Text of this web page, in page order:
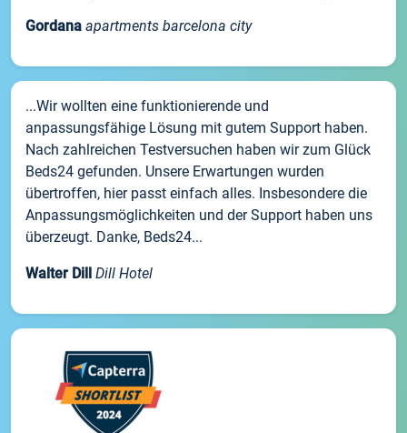
Gordana apartments barcelona city
...Wir wollten eine funktionierende und
anpassungsfähige Lösung mit gutem Support haben.
Nach zahlreichen Testversuchen haben wir zum Glück
Beds24 gefunden. Unsere Erwartungen wurden
übertroffen, hier passt einfach alles. Insbesondere die
Anpassungsmöglichkeiten und der Support haben uns
überzeugt. Danke, Beds24...
Walter Dill Dill Hotel